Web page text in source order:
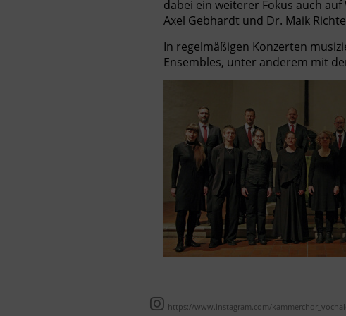
dabei ein weiterer Fokus auch
Axel Gebhardt und Dr. Maik
In regelmäßigen Konzerten
Ensembles, unter anderem mit
https://www.instagram.com/